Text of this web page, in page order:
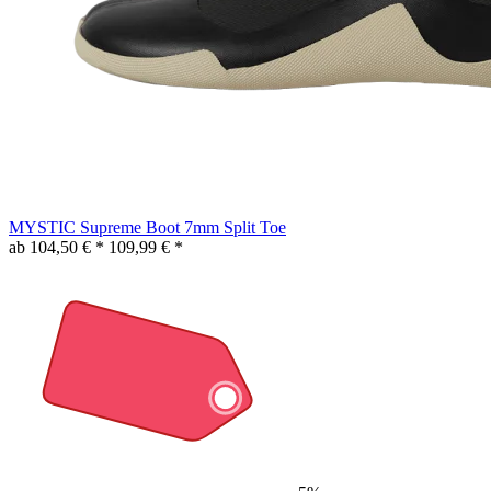
MYSTIC Supreme Boot 7mm Split Toe
ab 104,50 € * 109,99 € *